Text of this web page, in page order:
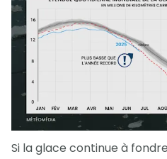
Si la glace continue à